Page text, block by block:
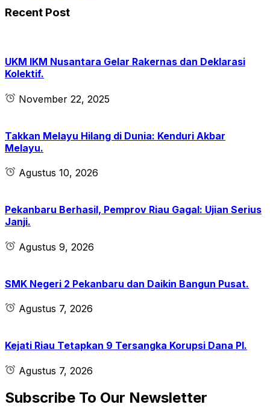
Recent Post
UKM IKM Nusantara Gelar Rakernas dan Deklarasi
Kolektif.
November 22, 2025
Takkan Melayu Hilang di Dunia: Kenduri Akbar
Melayu.
Agustus 10, 2026
Pekanbaru Berhasil, Pemprov Riau Gagal: Ujian Serius
Janji.
Agustus 9, 2026
SMK Negeri 2 Pekanbaru dan Daikin Bangun Pusat.
Agustus 7, 2026
Kejati Riau Tetapkan 9 Tersangka Korupsi Dana PI.
Agustus 7, 2026
Subscribe To Our Newsletter